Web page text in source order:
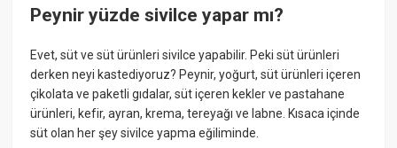
Peynir yüzde sivilce yapar mı?
Evet, süt ve süt ürünleri sivilce yapabilir. Peki süt ürünleri
derken neyi kastediyoruz? Peynir, yoğurt, süt ürünleri içeren
çikolata ve paketli gıdalar, süt içeren kekler ve pastahane
ürünleri, kefir, ayran, krema, tereyağı ve labne. Kısaca içinde
süt olan her şey sivilce yapma eğiliminde.